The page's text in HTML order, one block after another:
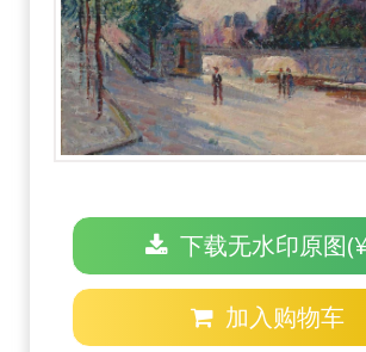
下载无水印原图
加入购物车